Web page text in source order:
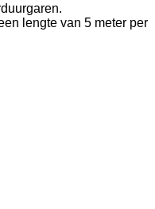
lengte van 5 meter per